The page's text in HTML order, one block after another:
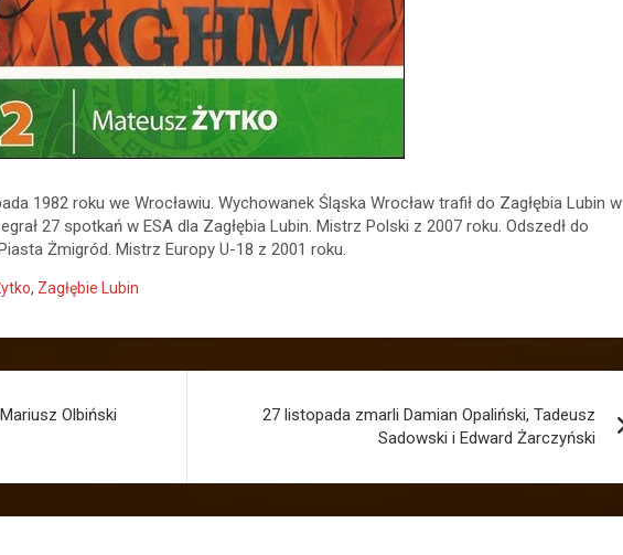
1982 roku we Wrocławiu. Wychowanek Śląska Wrocław trafił do Zagłębia Lubin w
27 spotkań w ESA dla Zagłębia Lubin. Mistrz Polski z 2007 roku. Odszedł do
Żmigród. Mistrz Europy U-18 z 2001 roku.
, Zagłębie Lubin
Olbiński
27 listopada zmarli Damian Opaliński, Tadeusz
Sadowski i Edward Żarczyński